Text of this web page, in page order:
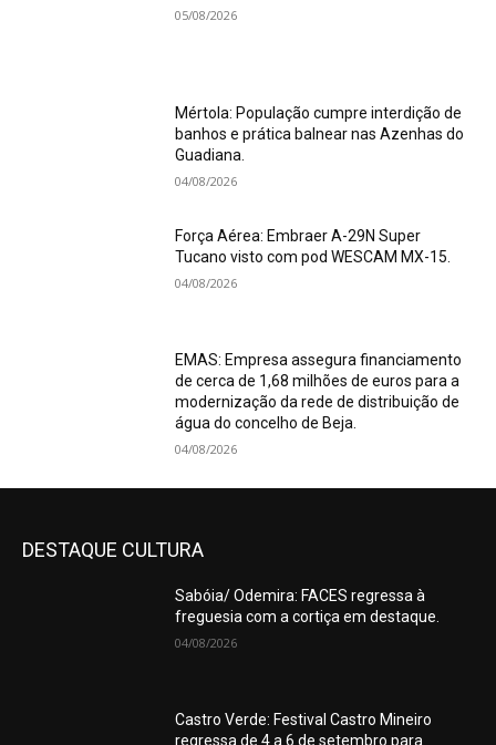
05/08/2026
Mértola: População cumpre interdição de
banhos e prática balnear nas Azenhas do
Guadiana.
04/08/2026
Força Aérea: Embraer A-29N Super
Tucano visto com pod WESCAM MX-15.
04/08/2026
EMAS: Empresa assegura financiamento
de cerca de 1,68 milhões de euros para a
modernização da rede de distribuição de
água do concelho de Beja.
04/08/2026
DESTAQUE CULTURA
Sabóia/ Odemira: FACES regressa à
freguesia com a cortiça em destaque.
04/08/2026
Castro Verde: Festival Castro Mineiro
regressa de 4 a 6 de setembro para